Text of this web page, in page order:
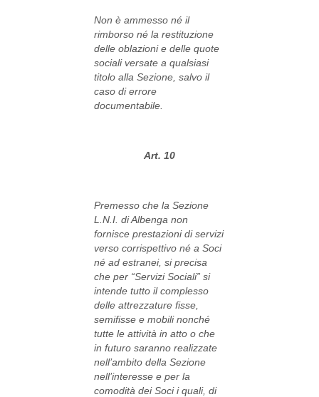
Non è ammesso né il
rimborso né la restituzione
delle oblazioni e delle quote
sociali versate a qualsiasi
titolo alla Sezione, salvo il
caso di errore
documentabile.
Art. 10
Premesso che la Sezione
L.N.I. di Albenga non
fornisce prestazioni di servizi
verso corrispettivo né a Soci
né ad estranei, si precisa
che per “Servizi Sociali” si
intende tutto il complesso
delle attrezzature fisse,
semifisse e mobili nonché
tutte le attività in atto o che
in futuro saranno realizzate
nell’ambito della Sezione
nell’interesse e per la
comodità dei Soci i quali, di